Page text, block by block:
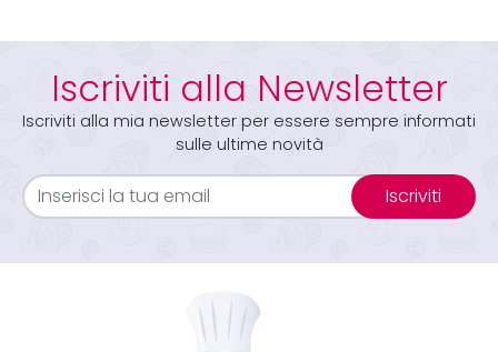
Iscriviti alla Newsletter
Iscriviti alla mia newsletter per essere sempre informati
sulle ultime novità
Iscriviti